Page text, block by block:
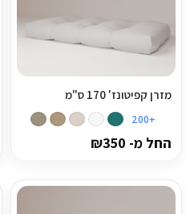
מזרן קפיטונז' 170 ס"מ
+200
החל מ- ₪350